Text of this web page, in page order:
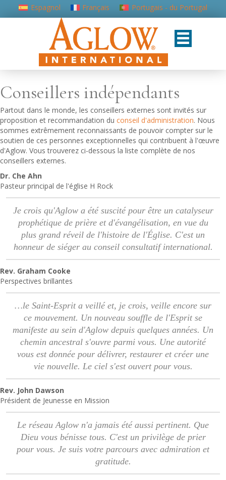
Espagnol Français Portugais - du Portugal
Conseillers indépendants
Partout dans le monde, les conseillers externes sont invités sur
proposition et recommandation du conseil d'administration. Nous
sommes extrêmement reconnaissants de pouvoir compter sur le
soutien de ces personnes exceptionnelles qui contribuent à l'œuvre
d'Aglow. Vous trouverez ci-dessous la liste complète de nos
conseillers externes.
Dr. Che Ahn
Pasteur principal de l'église H Rock
Je crois qu'Aglow a été suscité pour être un catalyseur
prophétique de prière et d'évangélisation, en vue du
plus grand réveil de l'histoire de l'Église. C'est un
honneur de siéger au conseil consultatif international.
Rev. Graham Cooke
Perspectives brillantes
…le Saint-Esprit a veillé et, je crois, veille encore sur
ce mouvement. Un nouveau souffle de l'Esprit se
manifeste au sein d'Aglow depuis quelques années. Un
chemin ancestral s'ouvre parmi vous. Une autorité
vous est donnée pour délivrer, restaurer et créer une
vie nouvelle. Le ciel s'est ouvert pour vous.
Rev. John Dawson
Président de Jeunesse en Mission
Le réseau Aglow n'a jamais été aussi pertinent. Que
Dieu vous bénisse tous. C'est un privilège de prier
pour vous. Je suis votre parcours avec admiration et
gratitude.